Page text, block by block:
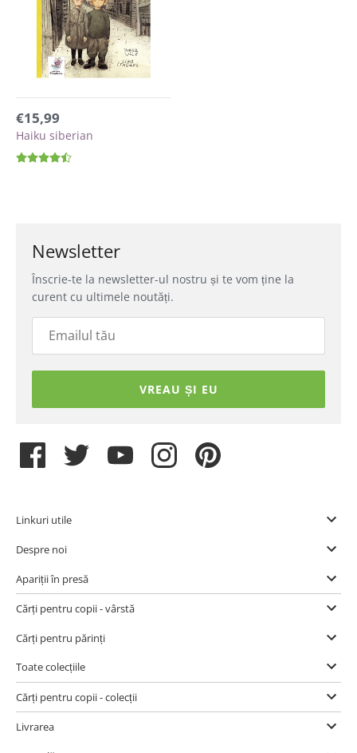
€15,99
Haiku siberian
Newsletter
Înscrie-te la newsletter-ul nostru și te vom ține la
curent cu ultimele noutăți.
VREAU ȘI EU
Linkuri utile
Despre noi
Apariții în presă
Cărți pentru copii - vârstă
Cărți pentru părinți
Toate colecțiile
Cărți pentru copii - colecții
Livrarea